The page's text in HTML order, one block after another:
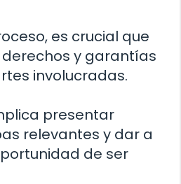
es crucial que
y garantías
involucradas.
presentar
relevantes y dar a
de ser